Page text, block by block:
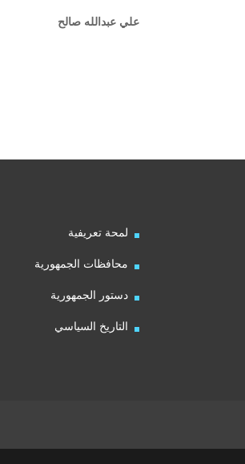
علي عبدالله صالح
رئيس
لمحة تعريفية
محافظات الجمهورية
دستور الجمهورية
التاريخ السياسي